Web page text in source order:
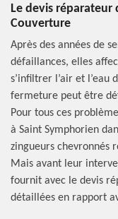
Le devis réparateur
Couverture
Après des années de
défaillances, elles
s’infiltrer l’air et l’eau
fermeture peut être
Pour tous ces
à Saint Symphorien
zingueurs chevronnés
Mais avant leur
fournit avec le devis
détaillées en rapport